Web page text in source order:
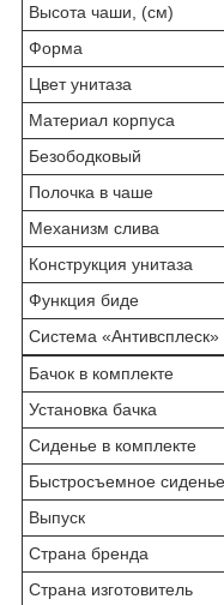
Высота чаши, (см)
Форма
Цвет унитаза
Материал корпуса
Безободковый
Полочка в чаше
Механизм слива
Конструкция унитаза
Функция биде
Система «Антивсплеск»
Бачок в комплекте
Установка бачка
Сиденье в комплекте
Быстросъемное сиденье
Выпуск
Страна бренда
Страна изготовитель